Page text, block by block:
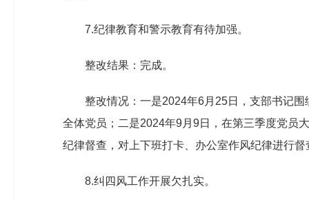
7.纪律教育和警示教育有待加强。
整改结果：完成。
整改情况：一是2024年6月25日，支部书记
全体党员；二是2024年9月9日，在第三季度党员
纪律督查，对上下班打卡、办公室作风纪律进行
8.纠四风工作开展欠扎实。